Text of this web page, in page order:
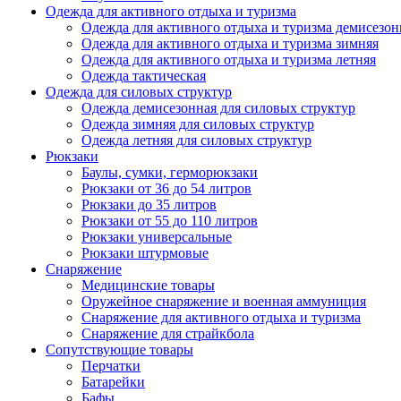
Одежда для активного отдыха и туризма
Одежда для активного отдыха и туризма
Одежда для активного отдыха и туризма зимняя
Одежда для активного отдыха и туризма летняя
Одежда тактическая
Одежда для силовых структур
Одежда демисезонная для силовых структур
Одежда зимняя для силовых структур
Одежда летняя для силовых структур
Рюкзаки
Баулы, сумки, герморюкзаки
Рюкзаки от 36 до 54 литров
Рюкзаки до 35 литров
Рюкзаки от 55 до 110 литров
Рюкзаки универсальные
Рюкзаки штурмовые
Снаряжение
Медицинские товары
Оружейное снаряжение и военная аммуниция
Снаряжение для активного отдыха и туризма
Снаряжение для страйкбола
Сопутствующие товары
Перчатки
Батарейки
Бафы